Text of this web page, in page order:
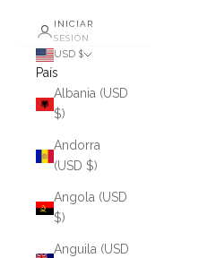
INICIAR
SESIÓN
USD $
País
Albania (USD
$)
Andorra
(USD $)
Angola (USD
$)
Anguila (USD